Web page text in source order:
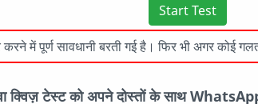
Start Test
में पूर्ण सावधानी बरती गई है। फिर भी अगर कोई
क्विज़ टेस्ट को अपने दोस्तों के साथ